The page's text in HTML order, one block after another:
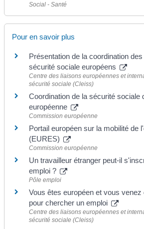
Social - Santé
Pour en savoir plus
Présentation de la coordination
sécurité sociale européens
Centre des liaisons européennes et
sécurité sociale (Cleiss)
Coordination de la sécurité sociale
européenne
Commission européenne
Portail européen sur la mobilité de
(EURES)
Commission européenne
Un travailleur étranger peut-il
emploi ?
Pôle emploi
Vous êtes européen et vous venez
pour chercher un emploi
Centre des liaisons européennes et
sécurité sociale (Cleiss)